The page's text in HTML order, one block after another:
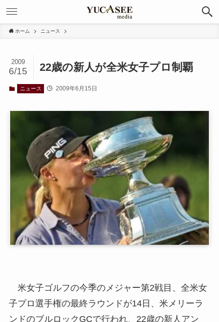
ホーム ニュース
22歳の新人が全米女子プロ制覇
2009
6/15
ニュース 2009年6月15日
米女子ゴルフの今季のメジャー第2戦目、全米女
子プロ選手権の最終ラウンドが14日、米メリーラ
ンドのブルロックGCで行われ、22歳の新人アン